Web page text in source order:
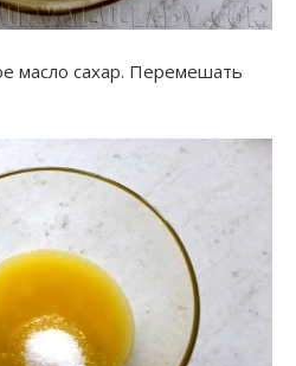
масло сахар. Перемешать